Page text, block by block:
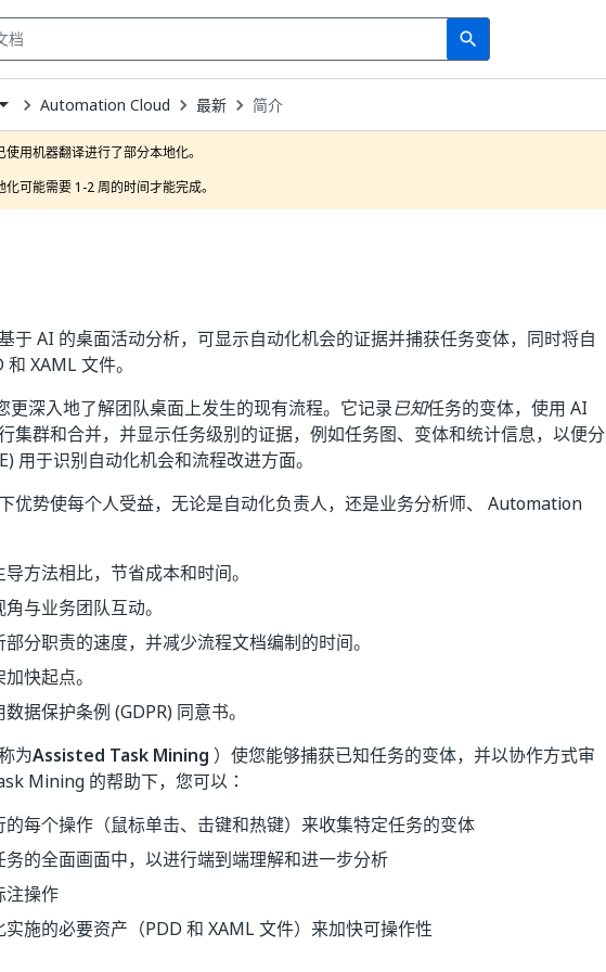
search
Search
Automation Cloud 最新 简介
用机器翻译进行了部分本地化。
可能需要 1-2 周的时间才能完成。
于 AI 的桌面活动分析，可显示自动化机会的证据并捕获任务变体，同时将自
XAML 文件。
更深入地了解团队桌面上发生的现有流程。它记录已知任务的变体，使用 AI
集群和合并，并显示任务级别的证据，例如任务图、变体和统计信息，以便分
用于识别自动化机会和流程改进方面。
优势使每个人受益，无论是自动化负责人，还是业务分析师、 Automation
方法相比，节省成本和时间。
与业务团队互动。
分职责的速度，并减少流程文档编制的时间。
快起点。
据保护条例 (GDPR) 同意书。
为Assisted Task Mining ）使您能够捕获已知任务的变体，并以协作方式审
Mining 的帮助下，您可以：
每个操作（鼠标单击、击键和热键）来收集特定任务的变体
的全面画面中，以进行端到端理解和进一步分析
注操作
施的必要资产（PDD 和 XAML 文件）来加快可操作性